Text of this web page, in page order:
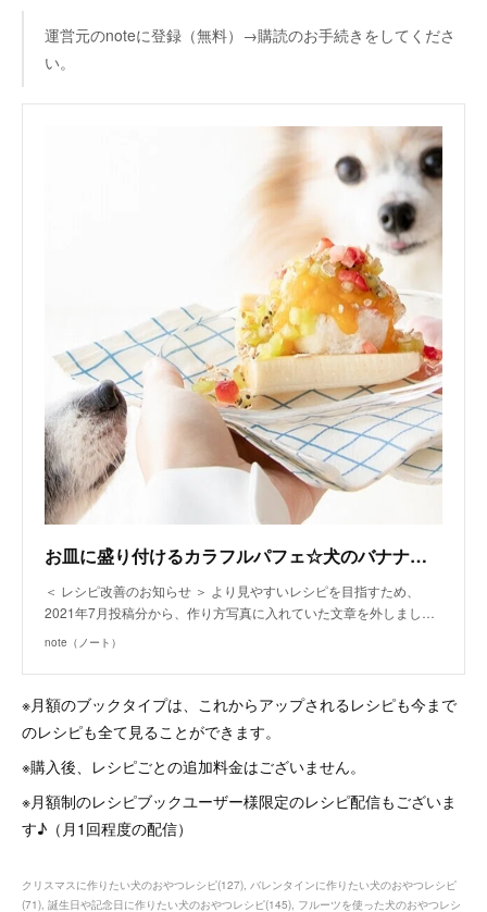
運営元のnoteに登録（無料）→購読のお手続きをしてくださ
い。
お皿に盛り付けるカラフルパフェ☆犬のバナナスプリット（手作り犬おやつレシピ）｜いちかわあやこ（犬ごはん先生）｜note
＜ レシピ改善のお知らせ ＞ より見やすいレシピを目指すため、
2021年7月投稿分から、作り方写真に入れていた文章を外しまし…
note（ノート）
※月額のブックタイプは、これからアップされるレシピも今まで
のレシピも全て見ることができます。
※購入後、レシピごとの追加料金はございません。
※月額制のレシピブックユーザー様限定のレシピ配信もございま
す♪（月1回程度の配信）
クリスマスに作りたい犬のおやつレシピ(127) バレンタインに作りたい犬のおやつレシピ
(71) 誕生日や記念日に作りたい犬のおやつレシピ(145) フルーツを使った犬のおやつレシ